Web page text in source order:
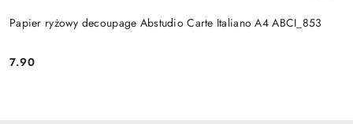
Papier ryżowy decoupage Abstudio Carte Italiano A4 ABCI_853
Cena:
7.90